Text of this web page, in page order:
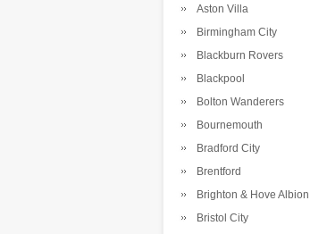
Aston Villa
Birmingham City
Blackburn Rovers
Blackpool
Bolton Wanderers
Bournemouth
Bradford City
Brentford
Brighton & Hove Albion
Bristol City